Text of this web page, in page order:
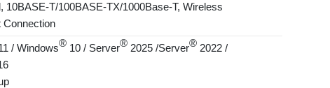
10BASE-T/100BASE-TX/1000Base-T, Wireless
Connection
/ Windows® 10 / Server® 2025 /Server® 2022 /